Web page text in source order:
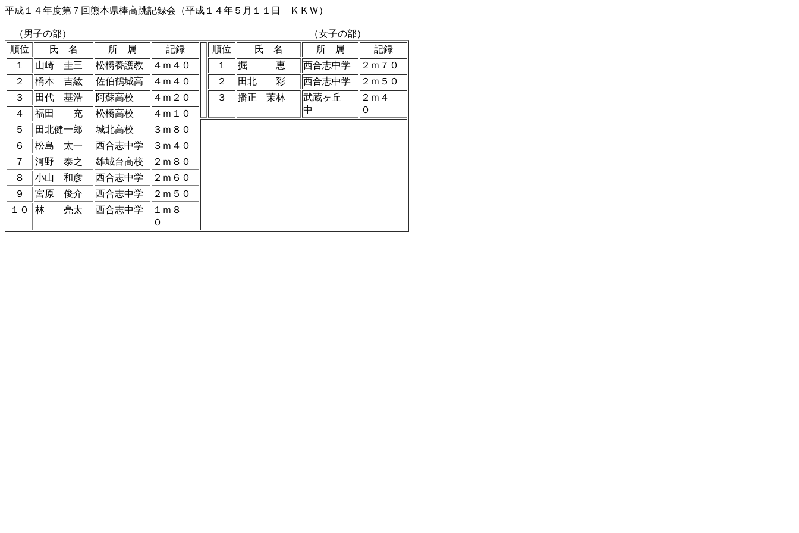
平成１４年度第７回熊本県棒高跳記録会（平成１４年５月１１日 ＫＫＷ）
（男子の部） （女子の部）
順位
氏 名 所 属 記録 順位 氏 名 所 属
記録
１
山崎 圭三 松橋養護教 ４ｍ４０ １ 掘 恵 西合志中学
２ｍ７０
２
橋本 吉紘 佐伯鶴城高 ４ｍ４０ ２ 田北 彩 西合志中学
２ｍ５０
３
田代 基浩 阿蘇高校 ４ｍ２０ ３ 播正 茉林
武蔵ヶ丘
中
２ｍ４
０
４ 福田 充 松橋高校
４ｍ１０
５
田北健一郎 城北高校
３ｍ８０
６
松島 太一 西合志中学
３ｍ４０
７
河野 泰之 雄城台高校
２ｍ８０
８
小山 和彦 西合志中学
２ｍ６０
９
宮原 俊介 西合志中学
２ｍ５０
１０
林 亮太 西合志中学
１ｍ８
０